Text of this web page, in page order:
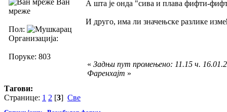
мреже
Пол:
Организација:
Поруке: 803
А шта је онда "сива и плава фифти-
И друго, има ли значењске разлике
« Задњи пут промењено: 11.15 ч.
Фаренхајт »
Тагови:
Странице: 1 2 [3] Све